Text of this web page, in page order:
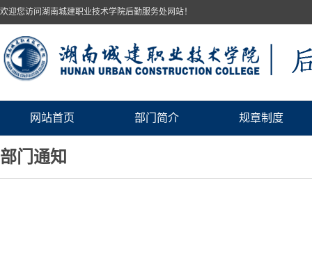
欢迎您访问湖南城建职业技术学院后勤服务处网站！
网站首页 部门简介 规章制度
部门通知